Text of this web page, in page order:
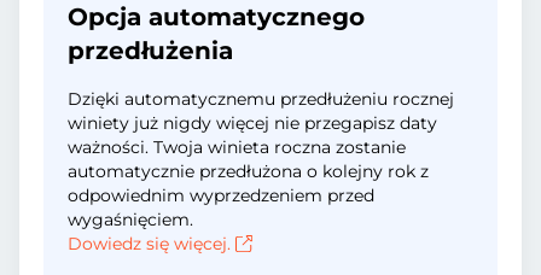
Opcja automatycznego
przedłużenia
Dzięki automatycznemu przedłużeniu rocznej
winiety już nigdy więcej nie przegapisz daty
ważności. Twoja winieta roczna zostanie
automatycznie przedłużona o kolejny rok z
odpowiednim wyprzedzeniem przed
wygaśnięciem.
Dowiedz się więcej.